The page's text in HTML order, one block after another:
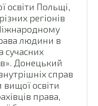
освіти Польщі,
регіонів
людини в
сучасних
Донецький
справ
освіти
права,